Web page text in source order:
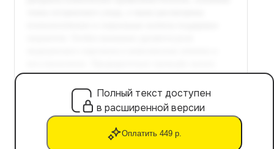
Полный текст доступен
в расширенной версии
Оплатить 449 р.